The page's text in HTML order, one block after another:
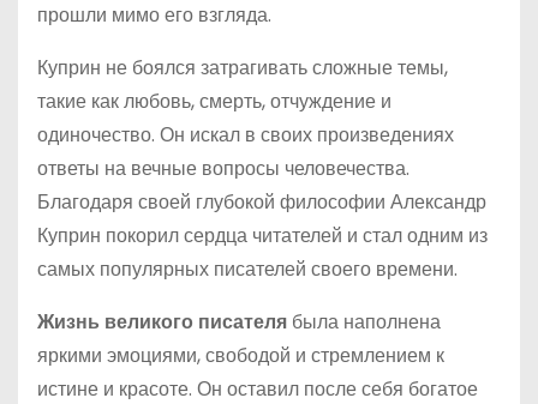
прошли мимо его взгляда.
Куприн не боялся затрагивать сложные темы,
такие как любовь, смерть, отчуждение и
одиночество. Он искал в своих произведениях
ответы на вечные вопросы человечества.
Благодаря своей глубокой философии Александр
Куприн покорил сердца читателей и стал одним из
самых популярных писателей своего времени.
Жизнь великого писателя была наполнена
яркими эмоциями, свободой и стремлением к
истине и красоте. Он оставил после себя богатое